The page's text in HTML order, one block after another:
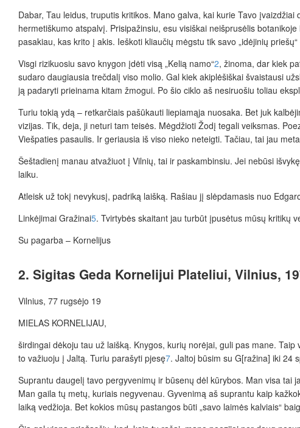
Dabar, Tau leidus, truputis kritikos. Mano galva, kai kurie Tavo
hermetiškumo atspalvį. Prisipažinsiu, esu visiškai neišprusėlis
pasakiau, kas krito į akis. Ieškoti kliaučių mėgstu tik savo „idėjinių
Visgi rizikuosiu savo knygon įdėti visą „Kelią namo“2, žinoma, dar kiek
sudaro daugiausia trečdalį viso molio. Gal kiek akiplėšiškai švaistausi
ją padaryti prieinama kitam žmogui. Po šio ciklo aš nesiruošiu toliau
Turiu tokią ydą – retkarčiais pašūkauti liepiamąja nuosaka. Bet juk
vizijas. Tik, deja, ji neturi tam teisės. Mėgdžioti Žodį tegali veiksmas.
Viešpaties pasaulis. Ir geriausia iš viso nieko neteigti. Tačiau, tai jau
Šeštadienį manau atvažiuot į Vilnių, tai ir paskambinsiu. Jei nebūsi
laiku.
Atleisk už tokį nevykusį, padriką laišką. Rašiau jį slėpdamasis nuo
Linkėjimai Gražinai5. Tvirtybės skaitant jau turbūt įpusėtus mūsų kritikų
Su pagarba – Kornelijus
2. Sigitas Geda Kornelijui Plateliui, Vilnius,
Vilnius, 77 rugsėjo 19
MIELAS KORNELIJAU,
širdingai dėkoju tau už laišką. Knygos, kurių norėjai, guli pas mane.
to važiuoju į Jaltą. Turiu parašyti pjesę7. Jaltoj būsim su G[ražina] iki 24
Suprantu daugelį tavo pergyvenimų ir būsenų dėl kūrybos. Man visa
Man gaila tų metų, kuriais negyvenau. Gyvenimą aš suprantu kaip
laiką vedžioja. Bet kokios mūsų pastangos būti „savo laimės kalviais“